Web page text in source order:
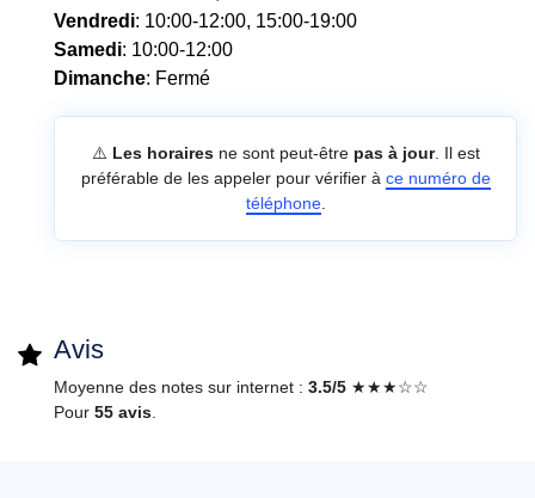
Vendredi: 10:00-12:00, 15:00-19:00
Samedi: 10:00-12:00
Dimanche: Fermé
⚠️ Les horairesne sont peut-être pas à jour. Il est
préférable de les appeler pour vérifier à ce numéro de
téléphone.
Avis
Moyenne des notes sur internet : 3.5/5 ★★★☆☆
Pour 55 avis.